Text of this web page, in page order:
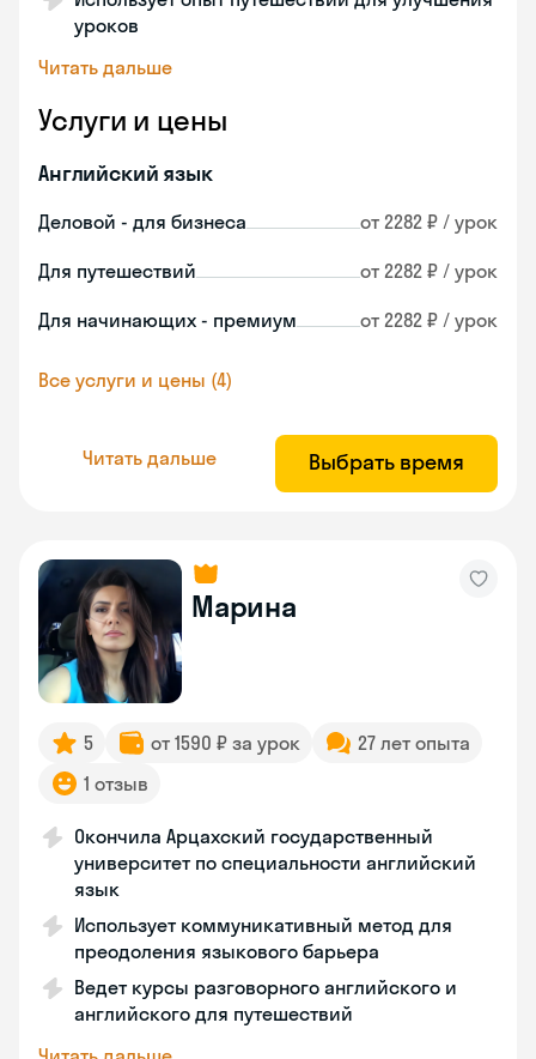
уроков
Читать дальше
Услуги и цены
Английский язык
Деловой - для бизнеса от 2282 ₽ / урок
Для путешествий от 2282 ₽ / урок
Для начинающих - премиум от 2282 ₽ / урок
Все услуги и цены (4)
Читать дальше Выбрать время
Марина
5 от 1590 ₽ за урок
27 лет опыта
1 отзыв
Окончила Арцахский государственный
университет по специальности английский
язык
Использует коммуникативный метод для
преодоления языкового барьера
Ведет курсы разговорного английского и
английского для путешествий